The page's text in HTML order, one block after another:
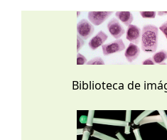
Biblioteca de